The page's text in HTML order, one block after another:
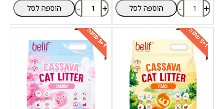
- + הוספה לסל - + הוספה לסל
5
+
1
מ
ת
נ
ה 5
+
1
מ
ת
נ
ה